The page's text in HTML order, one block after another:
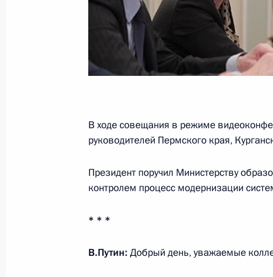
Совещание с членами Правительства
27 января 2016 года, 14:00
9 декабря 2015 года, 17:45
Заседание Координационного
Национальной стратегии действий в
17 ноября 2015 года, 13:00
В ходе совещания в режиме
руководителей Пермского края,
Президент поручил Министерству
контролем процесс модернизации
* * *
В.Путин: Добрый день, уважаемые